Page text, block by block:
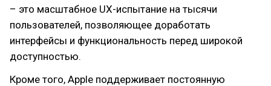
– это масштабное UX-испытание на тысячи
пользователей, позволяющее доработать
интерфейсы и функциональность перед широкой
доступностью.
Кроме того, Apple поддерживает постоянную